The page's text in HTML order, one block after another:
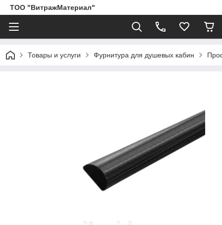
ТОО "ВитражМатериал"
Товары и услуги Фурнитура для душевых кабин